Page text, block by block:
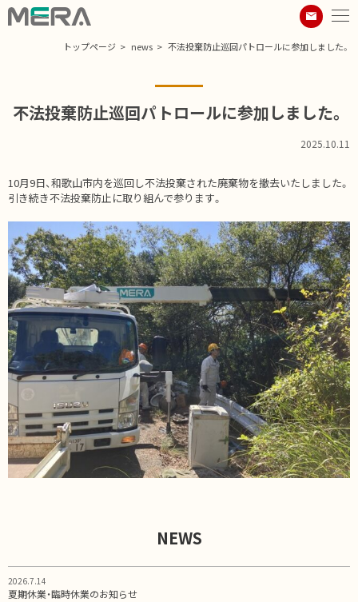
トップページ news 不法投棄防止巡回パトロールに参加しました。
不法投棄防止巡回パトロールに参加しました。
2025.10.11
10月9日、和歌山市内を巡回し不法投棄された廃棄物を撤去いたしました。
引き続き不法投棄防止に取り組んで参ります。
NEWS
2026.7.14
夏期休業・臨時休業のお知らせ